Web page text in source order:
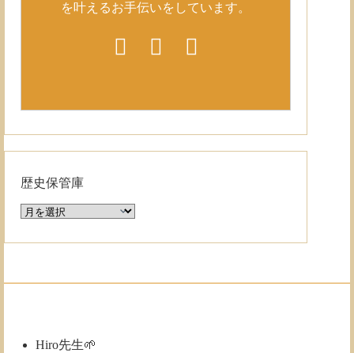
を叶えるお手伝いをしています。
歴史保管庫
歴
保
Hiro先生🌱